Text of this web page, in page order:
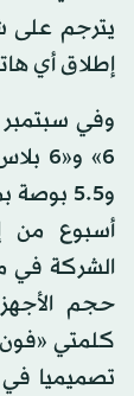
يترجم على
إطلاق أي
أسبوع من
الشركة في
كلمتي
تصميميا في